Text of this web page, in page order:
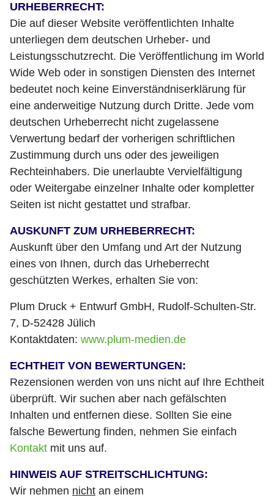
URHEBERRECHT:
Die auf dieser Website veröffentlichten Inhalte
unterliegen dem deutschen Urheber- und
Leistungsschutzrecht. Die Veröffentlichung im World
Wide Web oder in sonstigen Diensten des Internet
bedeutet noch keine Einverständniserklärung für
eine anderweitige Nutzung durch Dritte. Jede vom
deutschen Urheberrecht nicht zugelassene
Verwertung bedarf der vorherigen schriftlichen
Zustimmung durch uns oder des jeweiligen
Rechteinhabers. Die unerlaubte Vervielfältigung
oder Weitergabe einzelner Inhalte oder kompletter
Seiten ist nicht gestattet und strafbar.
AUSKUNFT ZUM URHEBERRECHT:
Auskunft über den Umfang und Art der Nutzung
eines von Ihnen, durch das Urheberrecht
geschützten Werkes, erhalten Sie von:
Plum Druck + Entwurf GmbH, Rudolf-Schulten-Str.
7, D-52428 Jülich
Kontaktdaten: www.plum-medien.de
ECHTHEIT VON BEWERTUNGEN:
Rezensionen werden von uns nicht auf Ihre Echtheit
überprüft. Wir suchen aber nach gefälschten
Inhalten und entfernen diese. Sollten Sie eine
falsche Bewertung finden, nehmen Sie einfach
Kontakt mit uns auf.
HINWEIS AUF STREITSCHLICHTUNG:
Wir nehmen nicht an einem